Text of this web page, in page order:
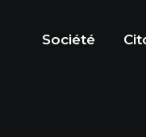
Société